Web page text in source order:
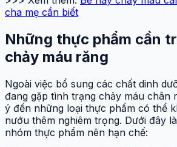
cha mẹ cần biết
Những thực phẩm cần
chảy máu răng
Ngoài việc bổ sung các chất dinh
đang gặp tình trạng chảy máu chân
ý đến những loại thực phẩm có thể
nướu thêm nghiêm trọng. Dưới đây
nhóm thực phẩm nên hạn chế: